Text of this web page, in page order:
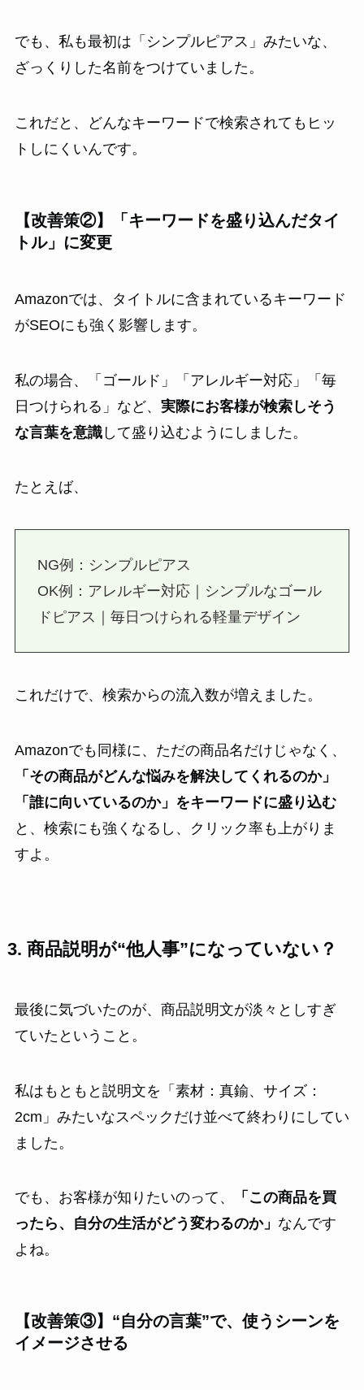
でも、私も最初は「シンプルピアス」みたいな、
ざっくりした名前をつけていました。
これだと、どんなキーワードで検索されてもヒッ
トしにくいんです。
【改善策②】「キーワードを盛り込んだタイ
トル」に変更
Amazonでは、タイトルに含まれているキーワード
がSEOにも強く影響します。
私の場合、「ゴールド」「アレルギー対応」「毎
日つけられる」など、 実際にお客様が検索しそう
な言葉を意識して盛り込むようにしました。
たとえば、
NG例：シンプルピアス
OK例：アレルギー対応｜シンプルなゴール
ドピアス｜毎日つけられる軽量デザイン
これだけで、検索からの流入数が増えました。
Amazonでも同様に、ただの商品名だけじゃなく、
「その商品がどんな悩みを解決してくれるのか」
「誰に向いているのか」をキーワードに盛り込む
と、検索にも強くなるし、クリック率も上がりま
すよ。
3. 商品説明が“他人事”になっていない？
最後に気づいたのが、商品説明文が淡々としすぎ
ていたということ。
私はもともと説明文を「素材：真鍮、サイズ：
2cm」みたいなスペックだけ並べて終わりにしてい
ました。
でも、お客様が知りたいのって、
「この商品を買
ったら、自分の生活がどう変わるのか」 なんです
よね。
【改善策③】“自分の言葉”で、使うシーンを
イメージさせる